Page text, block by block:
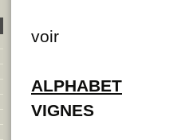
voir
ALPHABET
VIGNES